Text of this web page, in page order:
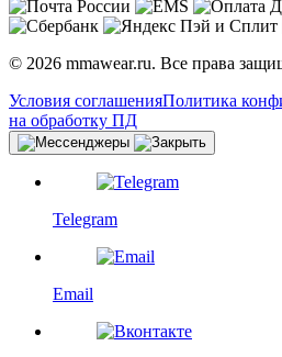
© 2026 mmawear.ru. Все права
Условия соглашенияПолитика
на обработку ПД
Telegram
Email